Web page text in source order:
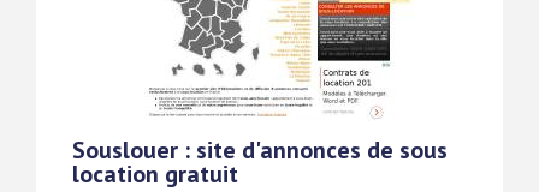
Souslouer : site d'annonces de sous
location gratuit